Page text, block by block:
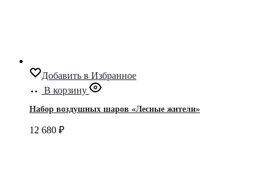
Добавить в Избранное
В корзину
Набор воздушных шаров «Лесные жители»
12 680 ₽